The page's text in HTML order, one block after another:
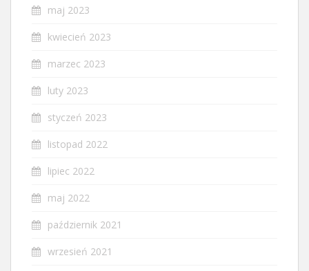
maj 2023
kwiecień 2023
marzec 2023
luty 2023
styczeń 2023
listopad 2022
lipiec 2022
maj 2022
październik 2021
wrzesień 2021